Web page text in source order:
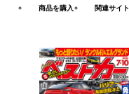
商品を購入 関連サイト